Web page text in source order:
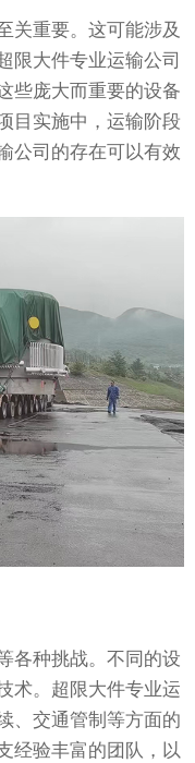
关重要。这可能涉及
限大件专业运输公司
些庞大而重要的设备
目实施中，运输阶段
公司的存在可以有效
各种挑战。不同的设
术。超限大件专业运
、交通管制等方面的
经验丰富的团队，以